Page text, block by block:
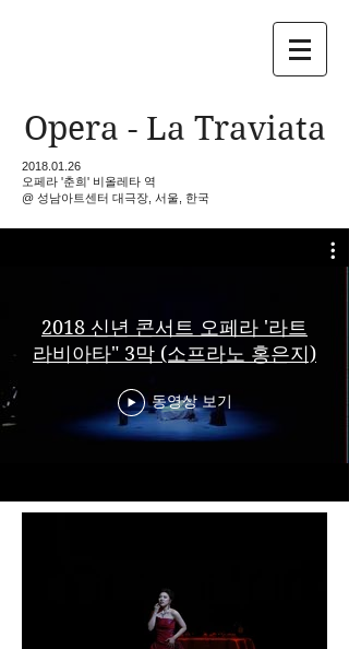
2018.01.26
​오페라 '춘희' 비올레타 역
@ 성남아트센터 대극장, 서울, 한국
Opera - La Traviata
2018 신년 콘서트 오페라 '라트
라비아타" 3막 (소프라노 홍은지)
동영상 보기